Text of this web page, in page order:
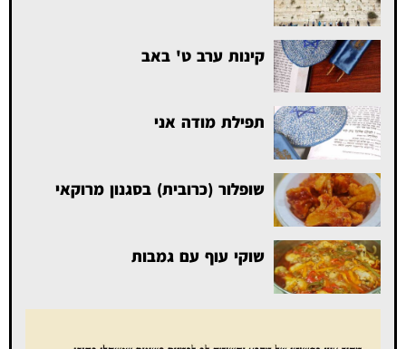
קינות ערב ט' באב
תפילת מודה אני
שופלור (כרובית) בסגנון מרוקאי
שוקי עוף עם גמבות